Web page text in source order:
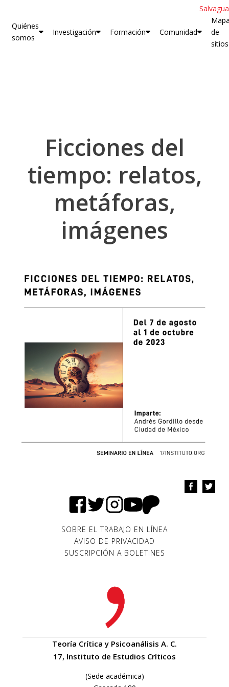
Quiénes
somos
Investigación Formación Comunidad
de
sitios
Ficciones del
tiempo: relatos,
metáforas,
imágenes
SOBRE EL TRABAJO EN LÍNEA
AVISO DE PRIVACIDAD
SUSCRIPCIÓN A BOLETINES
Teoría Crítica y Psicoanálisis A. C.
17, Instituto de Estudios Críticos
(Sede académica)